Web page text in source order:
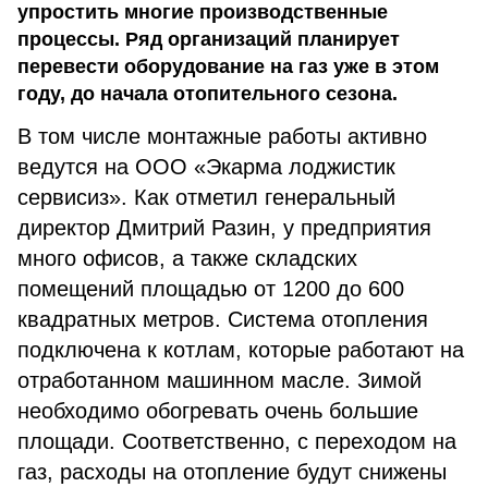
упростить многие производственные
процессы. Ряд организаций планирует
перевести оборудование на газ уже в этом
году, до начала отопительного сезона.
В том числе монтажные работы активно
ведутся на ООО «Экарма лоджистик
сервисиз». Как отметил генеральный
директор Дмитрий Разин, у предприятия
много офисов, а также складских
помещений площадью от 1200 до 600
квадратных метров. Система отопления
подключена к котлам, которые работают на
отработанном машинном масле. Зимой
необходимо обогревать очень большие
площади. Соответственно, с переходом на
газ, расходы на отопление будут снижены